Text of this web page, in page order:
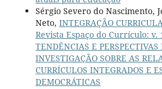
Sérgio Severo do Nascimento,
Neto, INTEGRAÇÃO
Revista Espaço do Currículo: v.
TENDÊNCIAS E PERSPECTIVAS
INVESTIGAÇÃO SOBRE AS
CURRÍCULOS INTEGRADOS E
DEMOCRÁTICAS